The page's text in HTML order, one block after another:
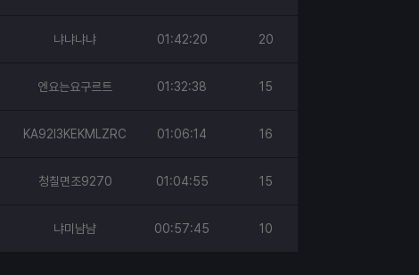
냐냐냐냐 01:42:20 20
엔요는요구르트 01:32:38 15
KA92I3KEKMLZRC 01:06:14 16
청칠면조9270 01:04:55 15
냐미냠냠 00:57:45 10